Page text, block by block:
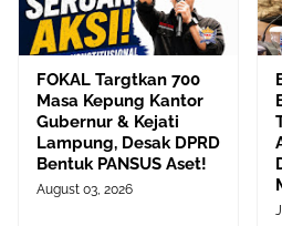
FOKAL Targtkan 700
Masa Kepung Kantor
Gubernur & Kejati
Lampung, Desak DPRD
Bentuk PANSUS Aset!
August 03, 2026